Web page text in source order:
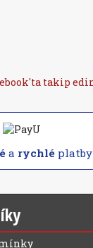
a rychléplatby